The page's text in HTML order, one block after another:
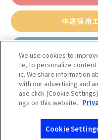
エントリー
中途採用
サイトマップ 個人
© 2024 Keio Plaza
We use cookies to
te, to personalize content
ic. We share information
with our advertising and
ase click [Cookie
ngs on this website.
Cookie